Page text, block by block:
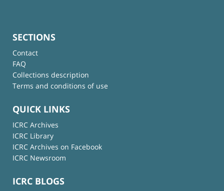
SECTIONS
Contact
FAQ
Collections description
Terms and conditions of use
QUICK LINKS
ICRC Archives
ICRC Library
ICRC Archives on Facebook
ICRC Newsroom
ICRC BLOGS